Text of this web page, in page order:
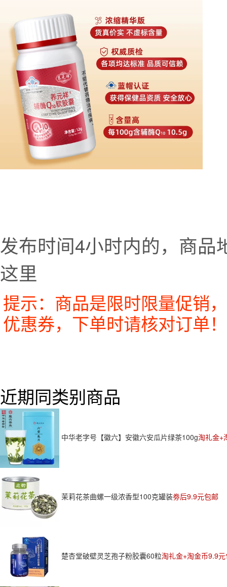
发布时间4小时内的，商品
这里
提示：商品是限时限量促销
优惠券，下单时请核对订单！
近期同类别商品
中华老字号【徽六】安徽六安瓜片绿茶100g淘礼金+
茉莉花茶曲螺一级浓香型100克罐装劵后9.9元包邮
楚杏堂破壁灵芝孢子粉胶囊60粒淘礼金+淘金币9.9